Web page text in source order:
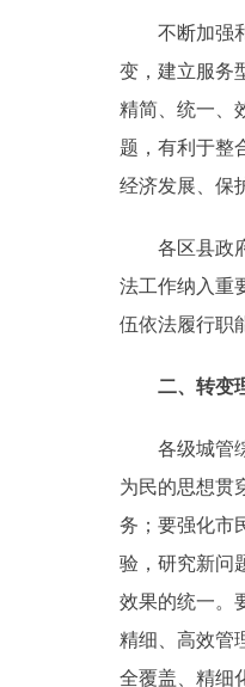
不断加强和
变，建立服务
精简、统一、
题，有利于整
经济发展、保
各区县政府
法工作纳入重
伍依法履行职
二、转变
各级城管综
为民的思想贯
务；要强化市
验，研究新问
效果的统一。
精细、高效管
全覆盖、精细